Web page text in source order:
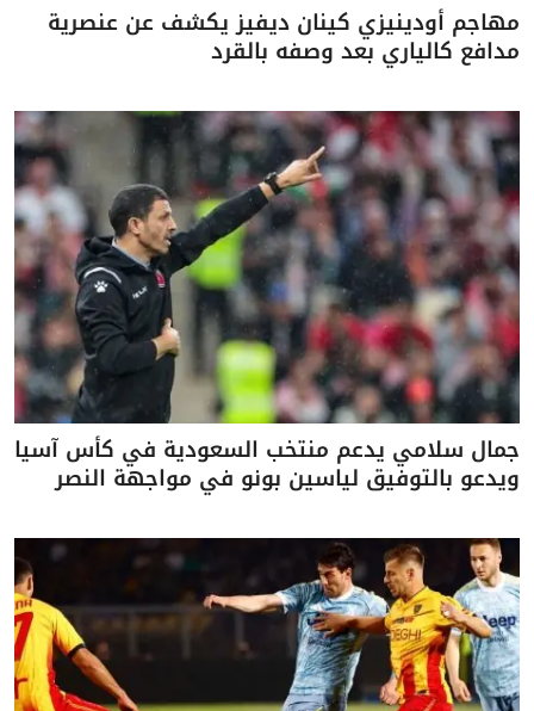
مهاجم أودينيزي كينان ديفيز يكشف عن عنصرية
مدافع كالياري بعد وصفه بالقرد
جمال سلامي يدعم منتخب السعودية في كأس آسيا
ويدعو بالتوفيق لياسين بونو في مواجهة النصر